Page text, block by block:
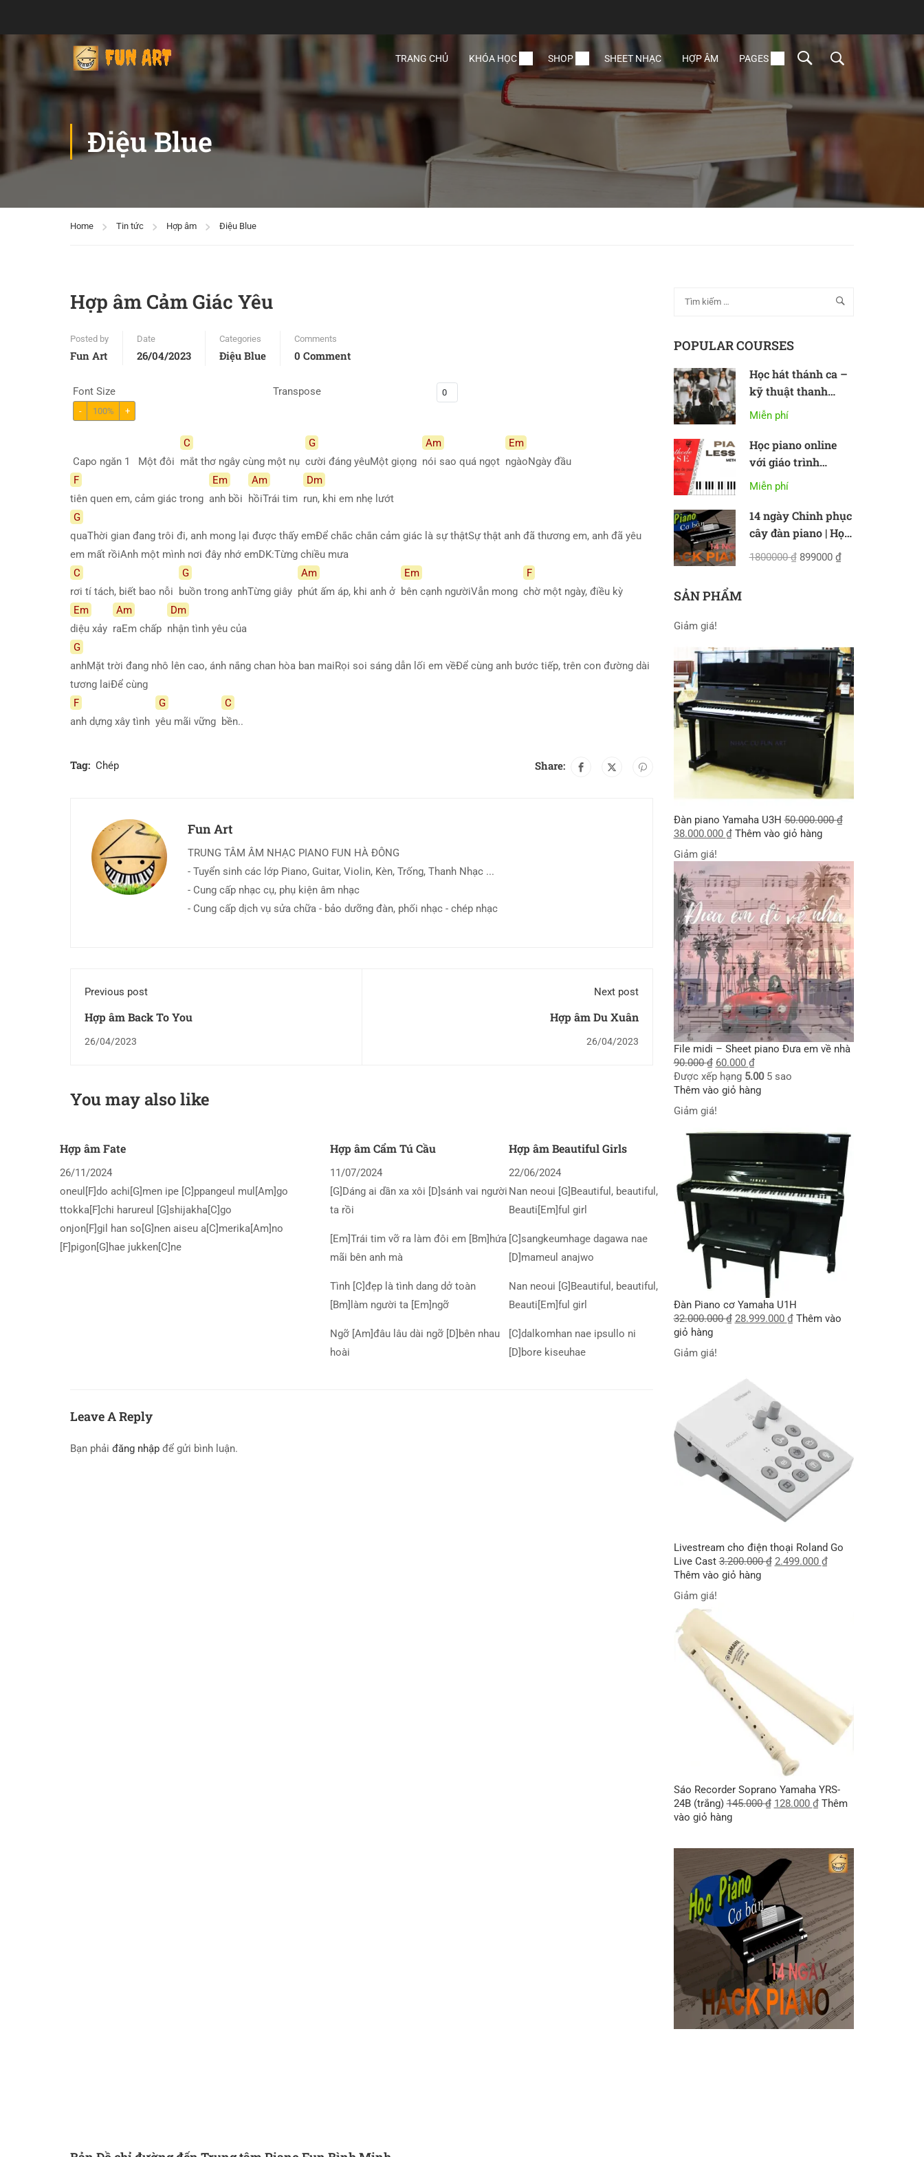
TRANG CHỦ KHÓA HỌC SHOP SHEET NHẠC HỢP ÂM PAGES
Điệu Blue
Home Tin tức Hợp âm Điệu Blue
Hợp âm Cảm Giác Yêu
Posted by
Fun Art
Date
26/04/2023
Categories
Điệu Blue
Comments
0 Comment
Font Size
- 100% +
Transpose
Capo ngăn 1 Một đôi
C
mắt thơ ngây cùng một nụ
G
cười đáng yêuMột giọng
Am
nói sao quá ngọt
Em
ngàoNgày đầu
F
tiên quen em, cảm giác trong
Em
anh bồi
Am
hồiTrái tim
Dm
run, khi em nhẹ lướt
G
quaThời gian đang trôi đi, anh mong lại được thấy emĐể chắc chắn cảm giác là sự thậtSự thật anh đã thương em, anh đã yêu
em mất rồiAnh một mình nơi đây nhớ emDK:Từng chiều mưa
C
rơi tí tách, biết bao nỗi
G
buồn trong anhTừng giây
Am
phút ấm áp, khi anh ở
Em
bên cạnh ngườiVẫn mong
F
chờ một ngày, điều kỳ
Em
diệu xảy
Am
raEm chấp
Dm
nhận tình yêu của
G
anhMặt trời đang nhô lên cao, ánh nắng chan hòa ban maiRọi soi sáng dẫn lối em vềĐể cùng anh bước tiếp, trên con đường dài
tương laiĐể cùng
F
anh dựng xây tình
G
yêu mãi vững
C
bền..
Tag: Chép Share:
Fun Art
TRUNG TÂM ÂM NHẠC PIANO FUN HÀ ĐÔNG
- Tuyển sinh các lớp Piano, Guitar, Violin, Kèn, Trống, Thanh Nhạc ...
- Cung cấp nhạc cụ, phụ kiện âm nhạc
- Cung cấp dịch vụ sửa chữa - bảo dưỡng đàn, phối nhạc - chép nhạc
Previous post
Hợp âm Back To You
26/04/2023
Next post
Hợp âm Du Xuân
26/04/2023
You may also like
Hợp âm Fate
26/11/2024
oneul[F]do achi[G]men ipe [C]ppangeul mul[Am]go
ttokka[F]chi harureul [G]shijakha[C]go
onjon[F]gil han so[G]nen aiseu a[C]merika[Am]no
[F]pigon[G]hae jukken[C]ne
Hợp âm Cẩm Tú Cầu
11/07/2024
[G]Dáng ai dần xa xôi [D]sánh vai người
ta rồi
[Em]Trái tim vỡ ra làm đôi em [Bm]hứa
mãi bên anh mà
Tình [C]đẹp là tình dang dở toàn
[Bm]làm người ta [Em]ngỡ
Ngỡ [Am]đâu lâu dài ngỡ [D]bên nhau
hoài
Hợp âm Beautiful Girls
22/06/2024
Nan neoui [G]Beautiful, beautiful,
Beauti[Em]ful girl
[C]sangkeumhage dagawa nae
[D]mameul anajwo
Nan neoui [G]Beautiful, beautiful,
Beauti[Em]ful girl
[C]dalkomhan nae ipsullo ni
[D]bore kiseuhae
Leave A Reply
Bạn phải đăng nhập để gửi bình luận.
POPULAR COURSES
Học hát thánh ca –
kỹ thuật thanh
nhạc cơ bản
Miễn phí
Học piano online
với giáo trình
Methode Rose
Miễn phí
14 ngày Chinh phục
cây đàn piano | Học
piano online cơ bản
1800000 ₫ 899000 ₫
SẢN PHẨM
Giảm giá!
Đàn piano Yamaha U3H 50.000.000₫
38.000.000 ₫ Thêm vào giỏ hàng
Giảm giá!
File midi – Sheet piano Đưa em về nhà
90.000₫ 60.000 ₫
Được xếp hạng 5.005 sao
Thêm vào giỏ hàng
Giảm giá!
Đàn Piano cơ Yamaha U1H
32.000.000₫ 28.999.000 ₫ Thêm vào
giỏ hàng
Giảm giá!
Livestream cho điện thoại Roland Go
Live Cast 3.200.000₫ 2.499.000 ₫
Thêm vào giỏ hàng
Giảm giá!
Sáo Recorder Soprano Yamaha YRS-
24B (trắng) 145.000₫ 128.000 ₫ Thêm
vào giỏ hàng